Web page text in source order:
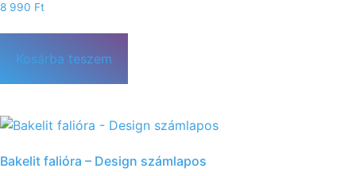
8 990 Ft
Kosárba teszem
Bakelit falióra – Design számlapos